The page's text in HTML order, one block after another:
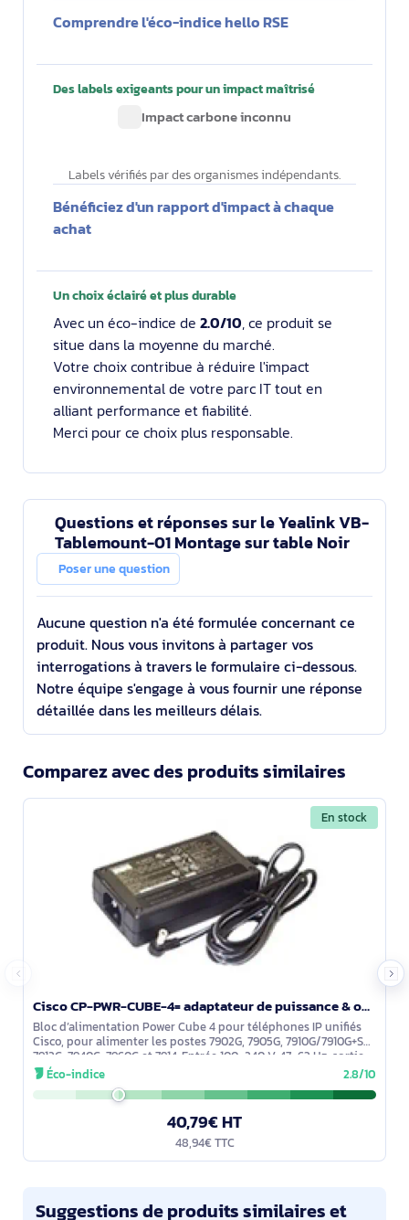
Comprendre l'éco-indice hello RSE
Des labels exigeants pour un impact maîtrisé
Impact carbone inconnu
Labels vérifiés par des organismes indépendants.
Bénéficiez d'un rapport d'impact à chaque
achat
Un choix éclairé et plus durable
Avec un éco-indice de 2.0/10, ce produit se
situe dans la moyenne du marché.
Votre choix contribue à réduire l'impact
environnemental de votre parc IT tout en
alliant performance et fiabilité.
Merci pour ce choix plus responsable.
Questions et réponses sur le Yealink VB-
Tablemount-01 Montage sur table Noir
Poser une question
Aucune question n'a été formulée concernant ce
produit. Nous vous invitons à partager vos
interrogations à travers le formulaire ci-dessous.
Notre équipe s'engage à vous fournir une réponse
détaillée dans les meilleurs délais.
Comparez avec des produits similaires
En stock
Cisco CP-PWR-CUBE-4= adaptateur de puissance & onduleur Intérieure Noir
Bloc d’alimentation Power Cube 4 pour téléphones IP unifiés
Cisco, pour alimenter les postes 7902G, 7905G, 7910G/7910G+SW,
7912G, 7940G, 7960G et 7914. Entrée 100–240 V, 47–63 Hz, sortie
48 V en
Éco-indice 2.8/10
40,79€ HT
48,94€ TTC
Suggestions de produits similaires et